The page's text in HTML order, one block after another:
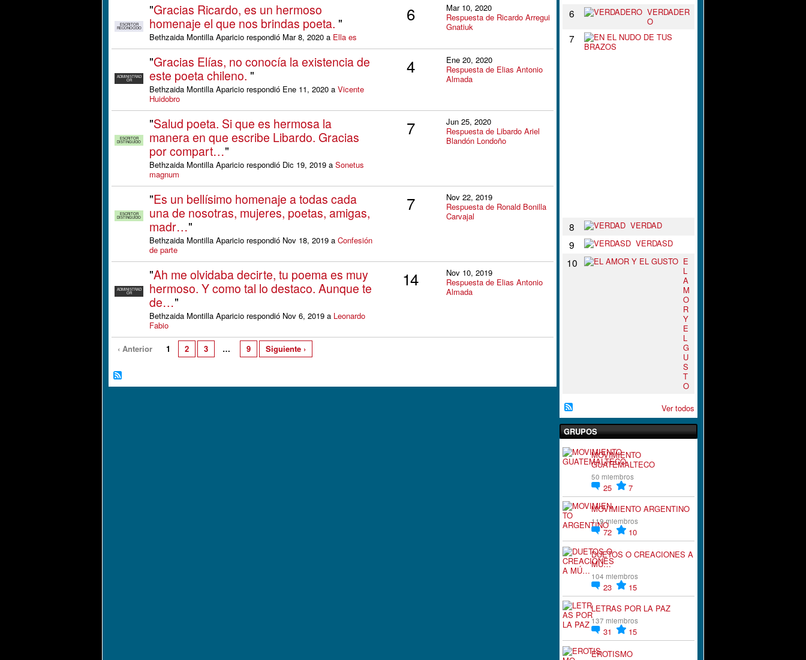
ESCRITOR
RECONOCIDO
"Gracias Ricardo, es un hermoso
homenaje el que nos brindas poeta. "
Bethzaida Montilla Aparicio respondió Mar 8, 2020 a Ella es
6
Mar 10, 2020
Respuesta de Ricardo Arregui
Gnatiuk
ADMINISTRAD
OR
"Gracias Elías, no conocía la existencia de
este poeta chileno. "
Bethzaida Montilla Aparicio respondió Ene 11, 2020 a Vicente
Huidobro
4
Ene 20, 2020
Respuesta de Elias Antonio
Almada
ESCRITOR
DISTINGUIDO
"Salud poeta. Si que es hermosa la
manera en que escribe Libardo. Gracias
por compart…"
Bethzaida Montilla Aparicio respondió Dic 19, 2019 a Sonetus
magnum
7
Jun 25, 2020
Respuesta de Libardo Ariel
Blandón Londoño
ESCRITOR
DISTINGUIDO
"Es un bellísimo homenaje a todas cada
una de nosotras, mujeres, poetas, amigas,
madr…"
Bethzaida Montilla Aparicio respondió Nov 18, 2019 a Confesión
de parte
7
Nov 22, 2019
Respuesta de Ronald Bonilla
Carvajal
ADMINISTRAD
OR
"Ah me olvidaba decirte, tu poema es muy
hermoso. Y como tal lo destaco. Aunque te
de…"
Bethzaida Montilla Aparicio respondió Nov 6, 2019 a Leonardo
Fabio
14
Nov 10, 2019
Respuesta de Elias Antonio
Almada
‹ Anterior 1 2 3 … 9 Siguiente ›
6
VERDADER
O
7
8 VERDAD
9 VERDASD
10
E
L
A
M
O
R
Y
E
L
G
U
S
T
O
Ver todos
GRUPOS
MOVIMIENTO
GUATEMALTECO
50 miembros
25
7
MOVIMIENTO ARGENTINO
119 miembros
72
10
DUETOS O CREACIONES A
MÚ…
104 miembros
23
15
LETRAS POR LA PAZ
137 miembros
31
15
EROTISMO